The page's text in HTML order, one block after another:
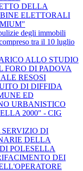
DELLA
ELETTORALI
degli immobili
tra il 10 luglio
ALLO STUDIO
FORO DI PADOVA
RESOSI
DI DIFFIDA
ED
URBANISTICO
2000" - CIG
DI
DELLA
POLESELLA
DEI